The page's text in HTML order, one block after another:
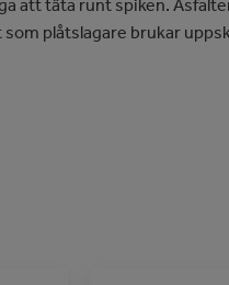
att täta runt spiken.
plåtslagare brukar